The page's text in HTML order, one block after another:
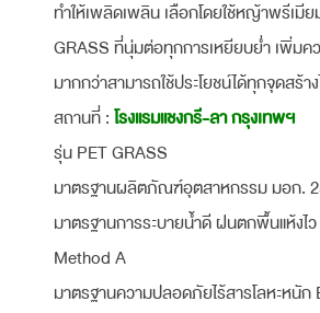
ทำให้เพลิดเพลิน เลือกโดยใช้หญ้าพรีเมี
GRASS ที่นุ่มต่อทุกการเหยียบย่ำ เพิ่มค
มากกว่าสามารถใช้ประโยชน์ได้ทุกจุดสร้
สถานที่ : โรงแรมแชงกรี-ลา กรุงเทพฯ
รุ่น PET GRASS
มาตรฐานผลิตภัณฑ์อุตสาหกรรม มอก.
มาตรฐานการระบายน้ำดี ฝนตกพื้นแห้งไ
Method A
มาตรฐานความปลอดภัยไร้สารโลหะหนัก